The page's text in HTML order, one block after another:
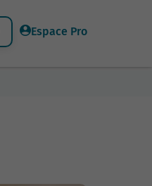
Espace Pro